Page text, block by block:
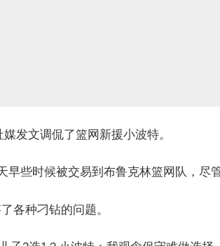
发文调侃了篮网新援小波特。
早些时候被交易到布鲁克林篮网队，尽
各种刁钻的问题。